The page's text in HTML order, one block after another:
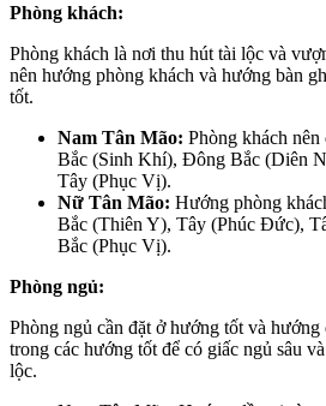
Phòng khách:
Phòng khách là nơi thu hút tài lộc và
nên hướng phòng khách và hướng bàn
tốt.
Nam Tân Mão: Phòng khách
Bắc (Sinh Khí), Đông Bắc (Diên
Tây (Phục Vị).
Nữ Tân Mão: Hướng phòng
Bắc (Thiên Y), Tây (Phúc Đức),
Bắc (Phục Vị).
Phòng ngủ:
Phòng ngủ cần đặt ở hướng tốt và
trong các hướng tốt để có giấc ngủ sâu
lộc.